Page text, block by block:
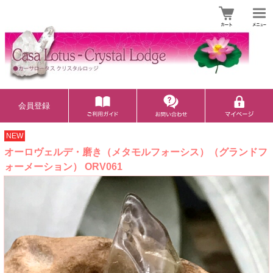
会員登録
NEW
オーロヴェルデ・磨き（メタモルフォーシス）（グランドフ
ォーメーション） ORV061